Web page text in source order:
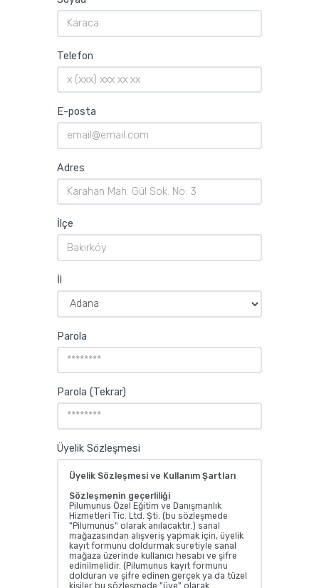
Telefon
E-posta
Adres
İlçe
İl
Parola
Parola (Tekrar)
Üyelik Sözleşmesi
Üyelik Sözleşmesi ve Kullanım Şartları
Sözleşmenin geçerliliği
Pilumunus Özel Eğitim ve Danışmanlık
Hizmetleri Tic. Ltd. Şti. (bu sözleşmede
"Pilumunus" olarak anılacaktır.) sanal
mağazasından alışveriş yapmak için, üyelik
kayıt formunu doldurmak suretiyle sanal
mağaza üzerinde kullanıcı hesabı ve şifre
edinilmelidir. (Pilumunus kayıt formunu
dolduran ve şifre edinen gerçek ya da tüzel
kişiler bu sözleşmede "üye" olarak